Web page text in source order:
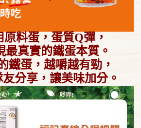
原料蛋，蛋質Q彈，
最真實的鐵蛋本質。
鐵蛋，越嚼越有勁，
分享，讓美味加分。